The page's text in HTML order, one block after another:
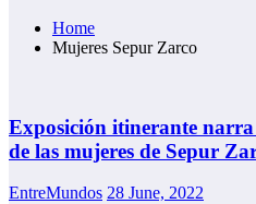
Home
Mujeres Sepur Zarco
Exposición itinerante
de las mujeres de Sepur
EntreMundos 28 June, 2022